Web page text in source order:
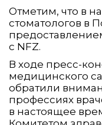
Отметим, что в
стоматологов в
с NFZ.
В ходе пресс-
медицинского
обратили
профессиях
в настоящее